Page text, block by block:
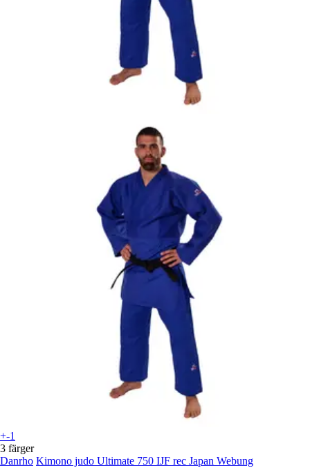
+-1
3 färger
Danrho Kimono judo Ultimate 750 IJF rec Japan Webung